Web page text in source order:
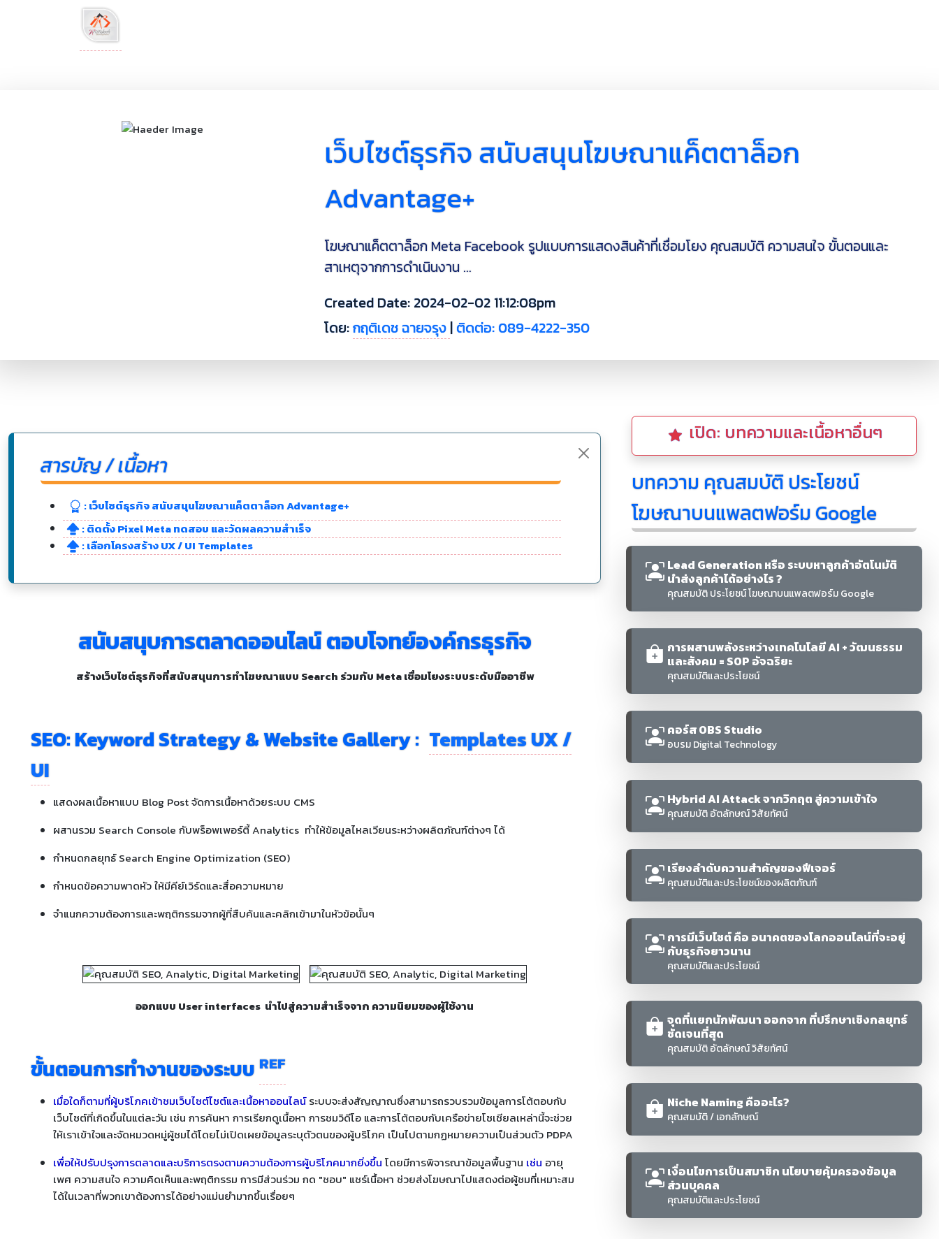
เว็บไซต์ธุรกิจ สนับสนุนโฆษณาแค็ตตาล็อก
Advantage+
โฆษณาแค็ตตาล็อก Meta Facebook รูปแบบการแสดงสินค้าที่เชื่อมโยง คุณสมบัติ ความสนใจ ขั้นตอนและ
สาเหตุจากการดำเนินงาน ...
Created Date: 2024-02-02 11:12:08pm
โดย:กฤติเดช ฉายจรุง|ติดต่อ: 089-4222-350
สารบัญ / เนื้อหา
: เว็บไซต์ธุรกิจ สนับสนุนโฆษณาแค็ตตาล็อก Advantage+
: ติดตั้ง Pixel Meta ทดสอบ และวัดผลความสำเร็จ
: เลือกโครงสร้าง UX / UI Templates
สนับสนุบการตลาดออนไลน์ ตอบโจทย์องค์กรธุรกิจ
สร้างเว็บไซต์ธุรกิจที่สนับสนุนการทำโฆษณาแบบ Search ร่วมกับ Meta เชื่อมโยงระบบระดับมืออาชีพ
SEO: Keyword Strategy & Website Gallery : Templates UX /
UI
แสดงผลเนื้อหาแบบ Blog Post จัดการเนื้อหาด้วยระบบ CMS
ผสานรวม Search Console กับพร็อพเพอร์ตี้ Analytics ทำให้ข้อมูลไหลเวียนระหว่างผลิตภัณฑ์ต่างๆ ได้
กำหนดกลยุทธ์ Search Engine Optimization (SEO)
กำหนดข้อความพาดหัว ให้มีคีย์เวิร์ดและสื่อความหมาย
จำแนกความต้องการและพฤติกรรมจากผู้ที่สืบค้นและคลิกเข้ามาในหัวข้อนั้นๆ
ออกแบบ User interfaces นำไปสู่ความสำเร็จจาก ความนิยมของผู้ใช้งาน
ขั้นตอนการทำงานของระบบ REF
เมื่อใดก็ตามที่ผู้บริโภคเข้าชมเว็บไซต์ไซต์และเนื้อหาออนไลน์ระบบจะส่งสัญญาณซึ่งสามารถรวบรวมข้อมูลการโต้ตอบกับ
เว็บไซต์ที่เกิดขึ้นในแต่ละวัน เช่น การค้นหา การเรียกดูเนื้อหา การชมวิดีโอ และการโต้ตอบกับเครือข่ายโซเชียลเหล่านี้จะช่วย
ให้เราเข้าใจและจัดหมวดหมู่ผู้ชมได้โดยไม่เปิดเผยข้อมูลระบุตัวตนของผู้บริโภค เป็นไปตามกฏหมายความเป็นส่วนตัว PDPA
เพื่อให้ปรับปรุงการตลาดและบริการตรงตามความต้องการผู้บริโภคมากยิ่งขึ้น โดยมีการพิจารณาข้อมูลพื้นฐาน เช่น อายุ
เพศ ความสนใจ ความคิดเห็นและพฤติกรรม การมีส่วนร่วม กด "ชอบ" แชร์เนื้อหา ช่วยส่งโฆษณาไปแสดงต่อผู้ชมที่เหมาะสม
ได้ในเวลาที่พวกเขาต้องการได้อย่างแม่นยำมากขึ้นเรื่อยๆ
เปิด: บทความและเนื้อหาอื่นๆ
บทความ คุณสมบัติ ประโยชน์
โฆษณาบนแพลตฟอร์ม Google
Lead Generation หรือ ระบบหาลูกค้าอัตโนมัติ
นำส่งลูกค้าได้อย่างไร ?
คุณสมบัติ ประโยชน์ โฆษณาบนแพลตฟอร์ม Google
การผสานพลังระหว่างเทคโนโลยี AI + วัฒนธรรม
และสังคม = SOP อัจฉริยะ
คุณสมบัติและประโยชน์
คอร์ส OBS Studio
อบรม Digital Technology
Hybrid AI Attack จากวิกฤต สู่ความเข้าใจ
คุณสมบัติ อัตลักษณ์ วิสัยทัศน์
เรียงลำดับความสำคัญของฟีเจอร์
คุณสมบัติและประโยชน์ของผลิตภัณฑ์
การมีเว็บไซต์ คือ อนาคตของโลกออนไลน์ที่จะอยู่
กับธุรกิจยาวนาน
คุณสมบัติและประโยชน์
จุดที่แยกนักพัฒนา ออกจาก ที่ปรึกษาเชิงกลยุทธ์
ชัดเจนที่สุด
คุณสมบัติ อัตลักษณ์ วิสัยทัศน์
Niche Naming คืออะไร?
คุณสมบัติ / เอกลักษณ์
เงื่อนไขการเป็นสมาชิก นโยบายคุ้มครองข้อมูล
ส่วนบุคคล
คุณสมบัติและประโยชน์